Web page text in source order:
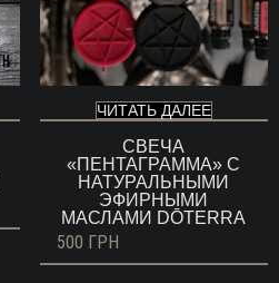
ЧИТАТЬ ДАЛЕЕ
СВЕЧА
«ПЕНТАГРАММА» С
НАТУРАЛЬНЫМИ
ЭФИРНЫМИ
МАСЛАМИ DŌTERRA
500 ГРН